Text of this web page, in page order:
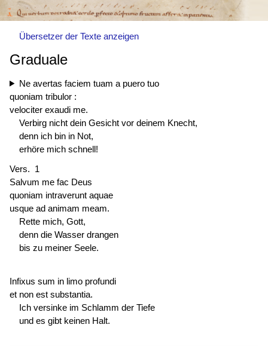
Übersetzer der Texte anzeigen
Graduale
Ne avertas faciem tuam a puero tuo
quoniam tribulor :
velociter exaudi me.
Verbirg nicht dein Gesicht vor deinem Knecht,
denn ich bin in Not,
erhöre mich schnell!
Vers. 1
Salvum me fac Deus
quoniam intraverunt aquae
usque ad animam meam.
Rette mich, Gott,
denn die Wasser drangen
bis zu meiner Seele.
Infixus sum in limo profundi
et non est substantia.
Ich versinke im Schlamm der Tiefe
und es gibt keinen Halt.